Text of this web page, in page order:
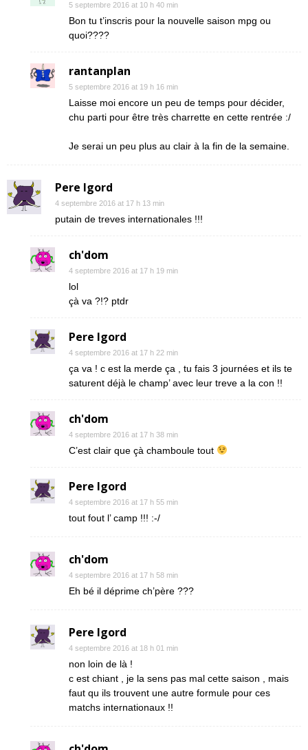
5 septembre 2016 at 10 h 40 min
Bon tu t’inscris pour la nouvelle saison mpg ou
quoi????
rantanplan
5 septembre 2016 at 19 h 16 min
Laisse moi encore un peu de temps pour décider,
chu parti pour être très charrette en cette rentrée :/
Je serai un peu plus au clair à la fin de la semaine.
Pere Igord
4 septembre 2016 at 17 h 13 min
putain de treves internationales !!!
ch'dom
4 septembre 2016 at 17 h 19 min
lol
çà va ?!? ptdr
Pere Igord
4 septembre 2016 at 17 h 22 min
ça va ! c est la merde ça , tu fais 3 journées et ils te
saturent déjà le champ’ avec leur treve a la con !!
ch'dom
4 septembre 2016 at 17 h 38 min
C’est clair que çà chamboule tout
Pere Igord
4 septembre 2016 at 17 h 55 min
tout fout l’ camp !!! :-/
ch'dom
4 septembre 2016 at 17 h 58 min
Eh bé il déprime ch’père ???
Pere Igord
4 septembre 2016 at 18 h 01 min
non loin de là !
c est chiant , je la sens pas mal cette saison , mais
faut qu ils trouvent une autre formule pour ces
matchs internationaux !!